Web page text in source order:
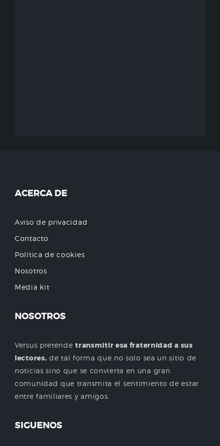
ACERCA DE
Aviso de privacidad
Contacto
Política de cookies
Nosotros
Media kit
NOSOTROS
Versus pretendetransmitir esa fraternidad a sus
lectores, de tal forma que no solo sea un sitio de
noticias sino que se convierta en una gran
comunidad que transmita el sentimiento de estar
entre familiares y amigos.
SIGUENOS